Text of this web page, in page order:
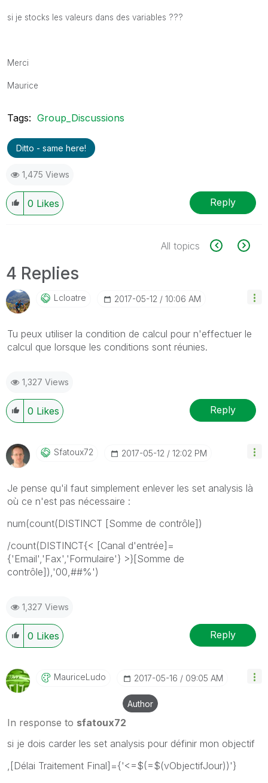
si je stocks les valeurs dans des variables ???
Merci
Maurice
Tags: Group_Discussions
Ditto - same here!
1,475 Views
0 Likes Reply
All topics
4 Replies
Lcloatre ‎2017-05-12 10:06 AM
Tu peux utiliser la condition de calcul pour n'effectuer le
calcul que lorsque les conditions sont réunies.
1,327 Views
0 Likes Reply
Sfatoux72 ‎2017-05-12 12:02 PM
Je pense qu'il faut simplement enlever les set analysis là
où ce n'est pas nécessaire :
num(count(DISTINCT [Somme de contrôle])
/count(DISTINCT{< [Canal d'entrée]=
{'Email','Fax','Formulaire'} >}[Somme de
contrôle]),'00,##%')
1,327 Views
0 Likes Reply
MauriceLudo ‎2017-05-16 09:05 AM
Author
In response to sfatoux72
si je dois carder les set analysis pour définir mon objectif
,[Délai Traitement Final]={'<=$(=$(vObjectifJour))'}